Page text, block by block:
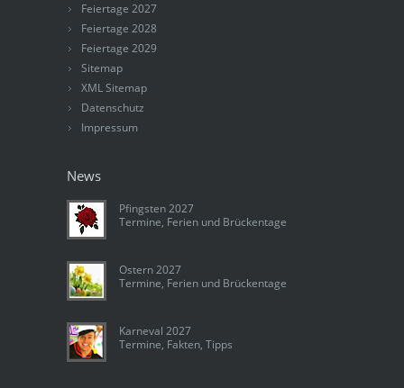
Feiertage 2027
Feiertage 2028
Feiertage 2029
Sitemap
XML Sitemap
Datenschutz
Impressum
News
Pfingsten 2027
Termine, Ferien und Brückentage
Ostern 2027
Termine, Ferien und Brückentage
Karneval 2027
Termine, Fakten, Tipps